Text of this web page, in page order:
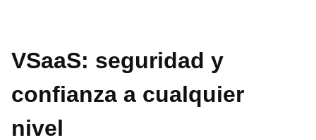
VSaaS: seguridad y
confianza a cualquier
nivel